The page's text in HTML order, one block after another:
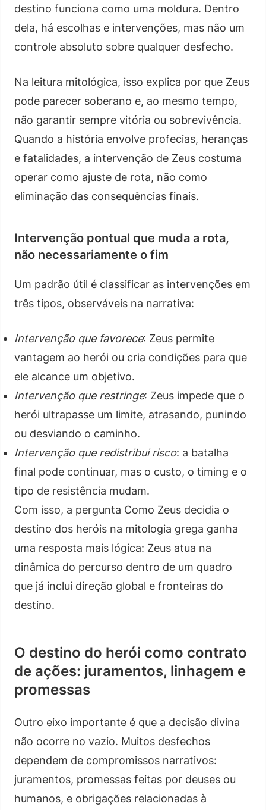
destino funciona como uma moldura. Dentro
dela, há escolhas e intervenções, mas não um
controle absoluto sobre qualquer desfecho.
Na leitura mitológica, isso explica por que Zeus
pode parecer soberano e, ao mesmo tempo,
não garantir sempre vitória ou sobrevivência.
Quando a história envolve profecias, heranças
e fatalidades, a intervenção de Zeus costuma
operar como ajuste de rota, não como
eliminação das consequências finais.
Intervenção pontual que muda a rota,
não necessariamente o fim
Um padrão útil é classificar as intervenções em
três tipos, observáveis na narrativa:
Intervenção que favorece: Zeus permite
vantagem ao herói ou cria condições para que
ele alcance um objetivo.
Intervenção que restringe: Zeus impede que o
herói ultrapasse um limite, atrasando, punindo
ou desviando o caminho.
Intervenção que redistribui risco: a batalha
final pode continuar, mas o custo, o timing e o
tipo de resistência mudam.
Com isso, a pergunta Como Zeus decidia o
destino dos heróis na mitologia grega ganha
uma resposta mais lógica: Zeus atua na
dinâmica do percurso dentro de um quadro
que já inclui direção global e fronteiras do
destino.
O destino do herói como contrato
de ações: juramentos, linhagem e
promessas
Outro eixo importante é que a decisão divina
não ocorre no vazio. Muitos desfechos
dependem de compromissos narrativos:
juramentos, promessas feitas por deuses ou
humanos, e obrigações relacionadas à